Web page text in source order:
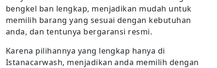
bengkel ban lengkap, menjadikan mudah untuk
memilih barang yang sesuai dengan kebutuhan
anda, dan tentunya bergaransi resmi.
Karena pilihannya yang lengkap hanya di
Istanacarwash, menjadikan anda memilih dengan